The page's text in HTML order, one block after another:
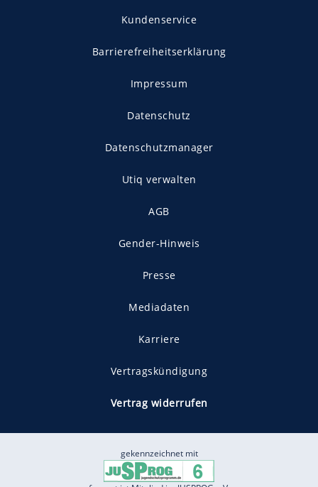
Kundenservice
Barrierefreiheitserklärung
Impressum
Datenschutz
Datenschutzmanager
Utiq verwalten
AGB
Gender-Hinweis
Presse
Mediadaten
Karriere
Vertragskündigung
Vertrag widerrufen
gekennzeichnet mit